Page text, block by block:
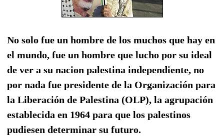
No solo fue un hombre de los muchos que hay en
el mundo, fue un hombre que lucho por su ideal
de ver a su nacion palestina independiente, no
por nada fue presidente de la Organización para
la Liberación de Palestina (OLP), la agrupación
establecida en 1964 para que los palestinos
pudiesen determinar su futuro.